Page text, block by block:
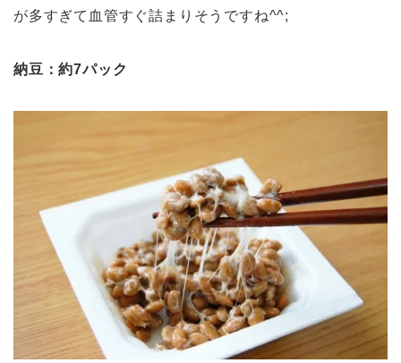
が多すぎて血管すぐ詰まりそうですね^^;
納豆：約7パック